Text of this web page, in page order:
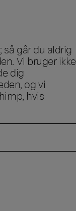
går du aldrig
Vi bruger ikke
dig
og vi
hvis